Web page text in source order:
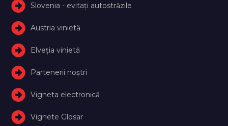
Slovenia - evitați autostrăzile
Austria vinietă
Elveţia vinietă
Partenerii noștri
Vigneta electronică
Vignete Glosar